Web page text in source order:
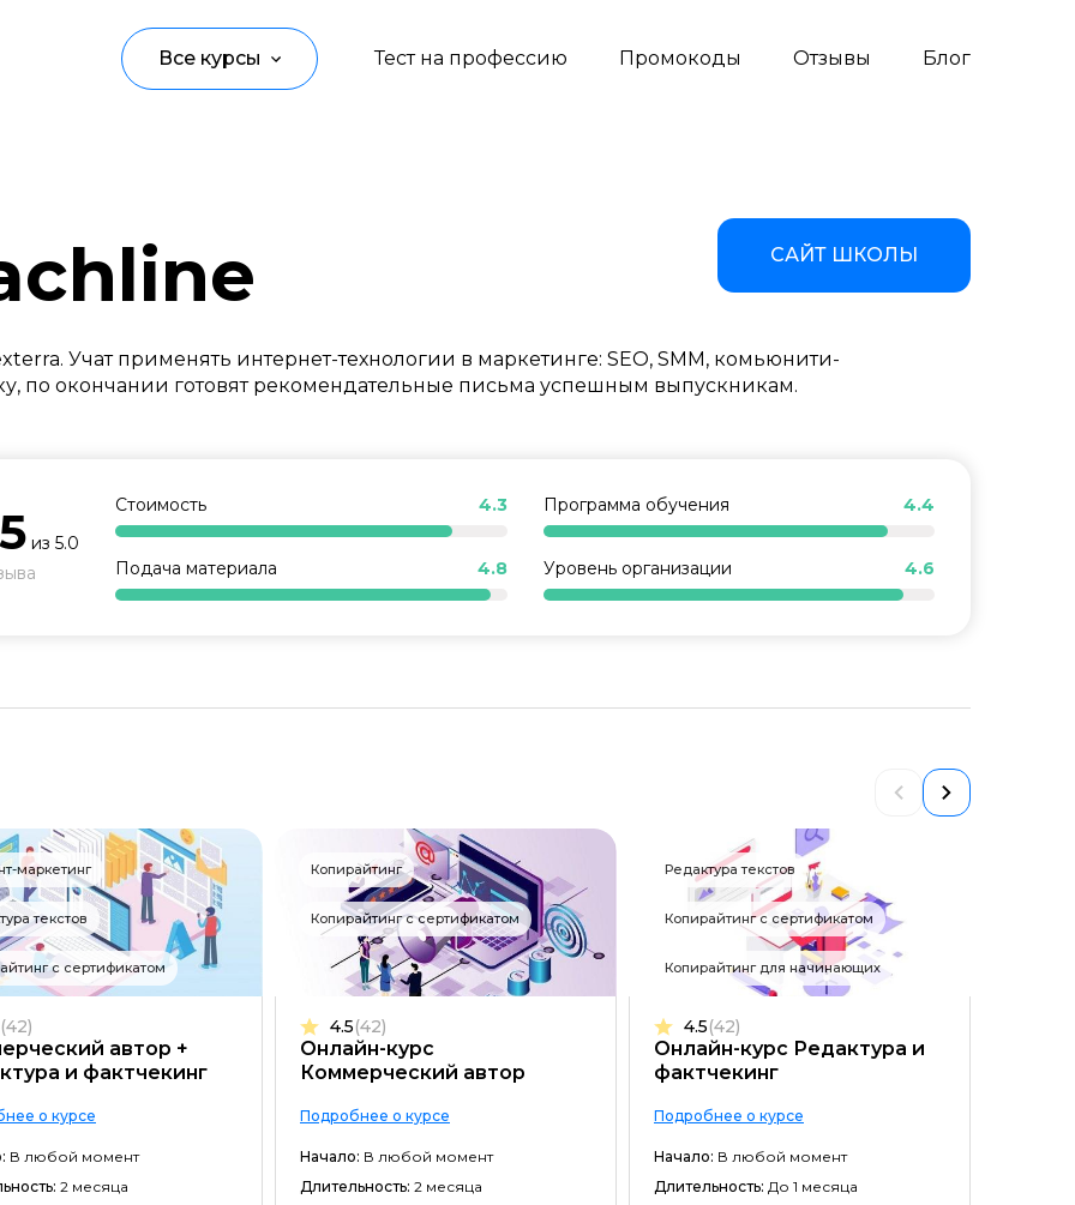
Тест на профессию Промокоды Отзывы Блог
Все курсы
Дизайн
Аналитика
Детям
Образ жизни
САЙТ ШКОЛЫ
Учат применять интернет-технологии в маркетинге: SEO, SMM, комьюнити-
по окончании готовят рекомендательные письма успешным выпускникам.
из 5.0
Стоимость 4.3
Подача материала 4.8
Программа обучения 4.4
Уровень организации 4.6
маркетинг
текстов
с сертификатом
автор +
и фактчекинг
(42)
о курсе
В любой момент
2 месяца
Копирайтинг
Копирайтинг с сертификатом
Онлайн-курс
Коммерческий автор
4.5(42)
Подробнее о курсе
Начало: В любой момент
Длительность: 2 месяца
Редактура текстов
Копирайтинг с сертификатом
Копирайтинг для начинающих
Онлайн-курс Редактура и
фактчекинг
4.5(42)
Подробнее о курсе
Начало: В любой момент
Длительность: До 1 месяца